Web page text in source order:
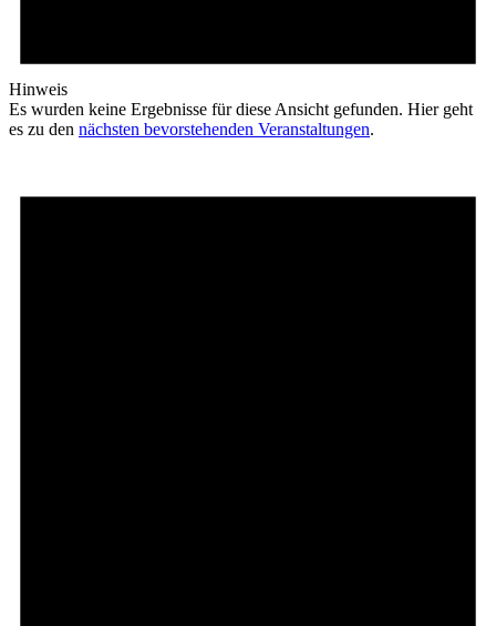
Hinweis
Es wurden keine Ergebnisse für diese Ansicht gefunden. Hier geht
es zu den nächsten bevorstehenden Veranstaltungen.